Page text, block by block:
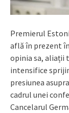
Premierul
află în prezent
opinia sa, aliații
intensifice
presiunea
cadrul unei
Cancelarul